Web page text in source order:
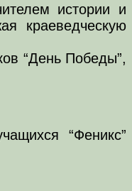
истории и
краеведческую
“День Победы”,
“Феникс”